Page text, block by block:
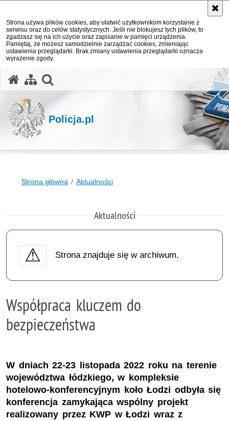
Strona używa plików cookies, aby ułatwić użytkownikom korzystanie z
serwisu oraz do celów statystycznych. Jeśli nie blokujesz tych plików, to
zgadzasz się na ich użycie oraz zapisanie w pamięci urządzenia.
Pamiętaj, że możesz samodzielnie zarządzać cookies, zmieniając
ustawienia przeglądarki. Brak zmiany ustawienia przeglądarki oznacza
wyrażenie zgody.
Policja.pl
Strona główna Aktualności
Aktualności
Strona znajduje się w archiwum.
Współpraca kluczem do
bezpieczeństwa
W dniach 22-23 listopada 2022 roku na terenie
województwa łódzkiego, w kompleksie
hotelowo-konferencyjnym koło Łodzi odbyła się
konferencja zamykająca wspólny projekt
realizowany przez KWP w Łodzi wraz z